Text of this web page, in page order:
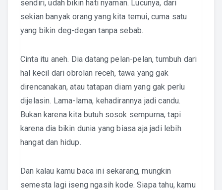
sendiri, udah bikin hati nyaman. Lucunya, dari
sekian banyak orang yang kita temui, cuma satu
yang bikin deg-degan tanpa sebab.
Cinta itu aneh. Dia datang pelan-pelan, tumbuh dari
hal kecil dari obrolan receh, tawa yang gak
direncanakan, atau tatapan diam yang gak perlu
dijelasin. Lama-lama, kehadirannya jadi candu.
Bukan karena kita butuh sosok sempurna, tapi
karena dia bikin dunia yang biasa aja jadi lebih
hangat dan hidup.
Dan kalau kamu baca ini sekarang, mungkin
semesta lagi iseng ngasih kode. Siapa tahu, kamu